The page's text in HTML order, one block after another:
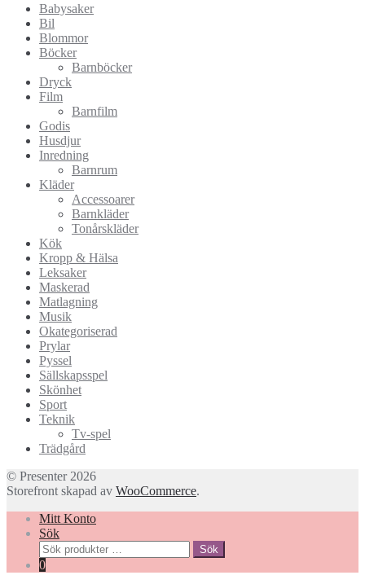
Babysaker
Bil
Blommor
Böcker
Barnböcker
Dryck
Film
Barnfilm
Godis
Husdjur
Inredning
Barnrum
Kläder
Accessoarer
Barnkläder
Tonårskläder
Kök
Kropp & Hälsa
Leksaker
Maskerad
Matlagning
Musik
Okategoriserad
Prylar
Pyssel
Sällskapsspel
Skönhet
Sport
Teknik
Tv-spel
Trädgård
© Presenter 2026
Storefront skapad av WooCommerce.
Mitt Konto
Sök
Sök
efter:
Sök
0